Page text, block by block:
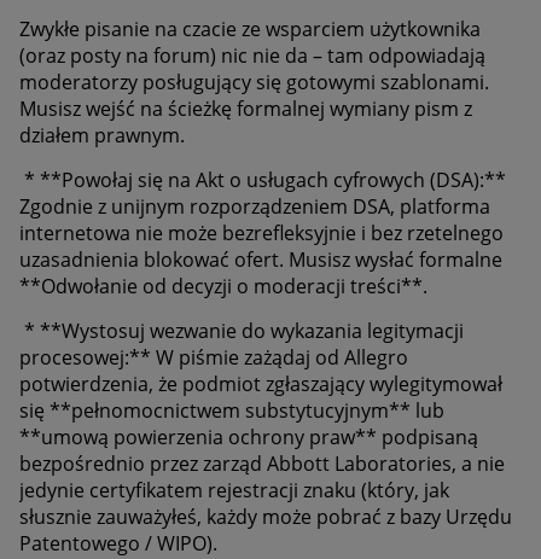
Zwykłe pisanie na czacie ze wsparciem użytkownika
(oraz posty na forum) nic nie da – tam odpowiadają
moderatorzy posługujący się gotowymi szablonami.
Musisz wejść na ścieżkę formalnej wymiany pism z
działem prawnym.
* **Powołaj się na Akt o usługach cyfrowych (DSA):**
Zgodnie z unijnym rozporządzeniem DSA, platforma
internetowa nie może bezrefleksyjnie i bez rzetelnego
uzasadnienia blokować ofert. Musisz wysłać formalne
**Odwołanie od decyzji o moderacji treści**.
* **Wystosuj wezwanie do wykazania legitymacji
procesowej:** W piśmie zażądaj od Allegro
potwierdzenia, że podmiot zgłaszający wylegitymował
się **pełnomocnictwem substytucyjnym** lub
**umową powierzenia ochrony praw** podpisaną
bezpośrednio przez zarząd Abbott Laboratories, a nie
jedynie certyfikatem rejestracji znaku (który, jak
słusznie zauważyłeś, każdy może pobrać z bazy Urzędu
Patentowego / WIPO).